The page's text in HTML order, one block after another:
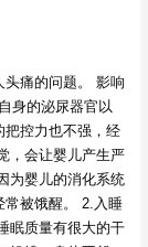
头痛的问题。 影响
身的泌尿器官以
把控力也不强，经
，会让婴儿产生严
为婴儿的消化系统
常被饿醒。 2.入睡
眠质量有很大的干